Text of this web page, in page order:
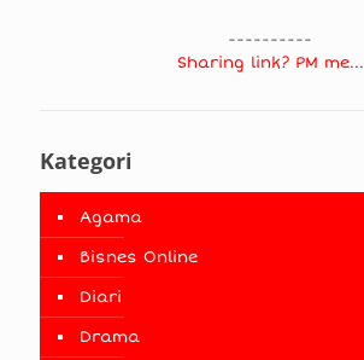
----------
Sharing link? PM me...
Kategori
Agama
Bisnes Online
Diari
Drama